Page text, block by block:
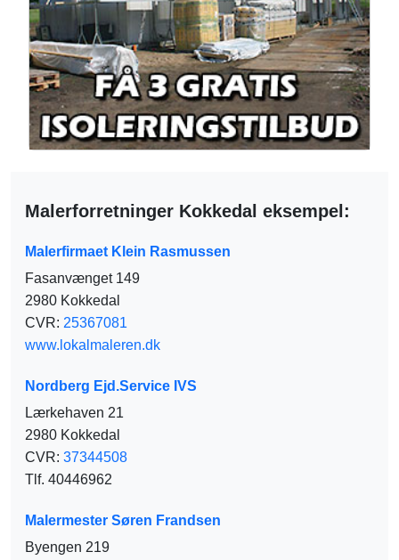
Malerforretninger Kokkedal eksempel:
Malerfirmaet Klein Rasmussen
Fasanvænget 149
2980 Kokkedal
CVR: 25367081
www.lokalmaleren.dk
Nordberg Ejd.Service IVS
Lærkehaven 21
2980 Kokkedal
CVR: 37344508
Tlf. 40446962
Malermester Søren Frandsen
Byengen 219